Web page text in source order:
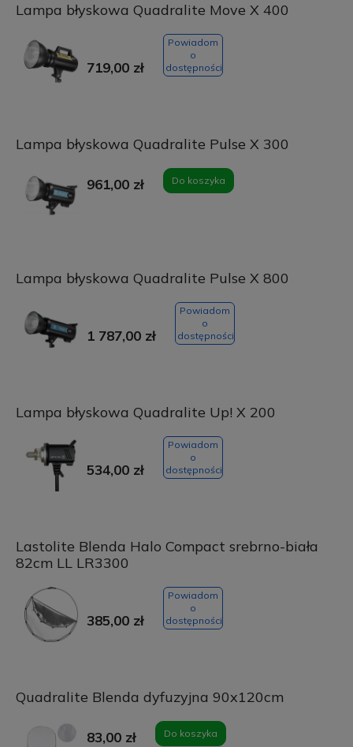
Lampa błyskowa Quadralite Move X 400
719,00 zł
Powiadom
o
dostępności
Lampa błyskowa Quadralite Pulse X 300
961,00 zł Do koszyka
Lampa błyskowa Quadralite Pulse X 800
1 787,00 zł
Powiadom
o
dostępności
Lampa błyskowa Quadralite Up! X 200
534,00 zł
Powiadom
o
dostępności
Lastolite Blenda Halo Compact srebrno-biała
82cm LL LR3300
385,00 zł
Powiadom
o
dostępności
Quadralite Blenda dyfuzyjna 90x120cm
83,00 zł Do koszyka